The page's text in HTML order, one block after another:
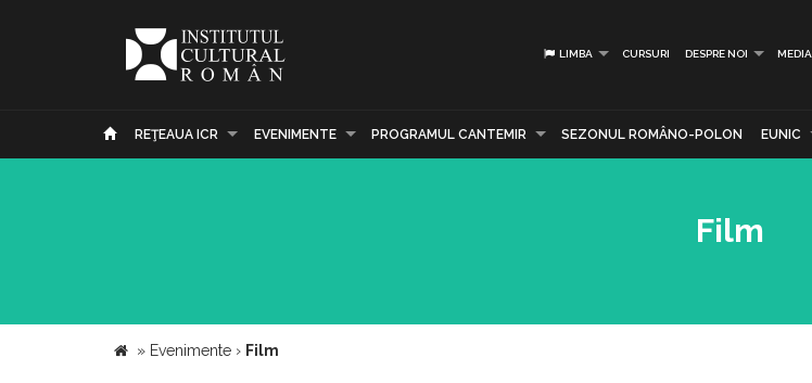
LIMBA CURSURI DESPRE NOI MEDIA
REŢEAUA ICR EVENIMENTE PROGRAMUL CANTEMIR SEZONUL ROMÂNO-POLON EUNIC
Film
» Evenimente › Film